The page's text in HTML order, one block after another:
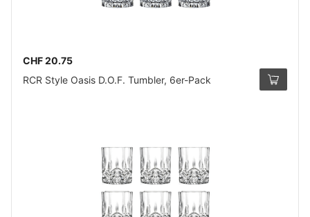
CHF 20.75
RCR Style Oasis D.O.F. Tumbler, 6er-Pack